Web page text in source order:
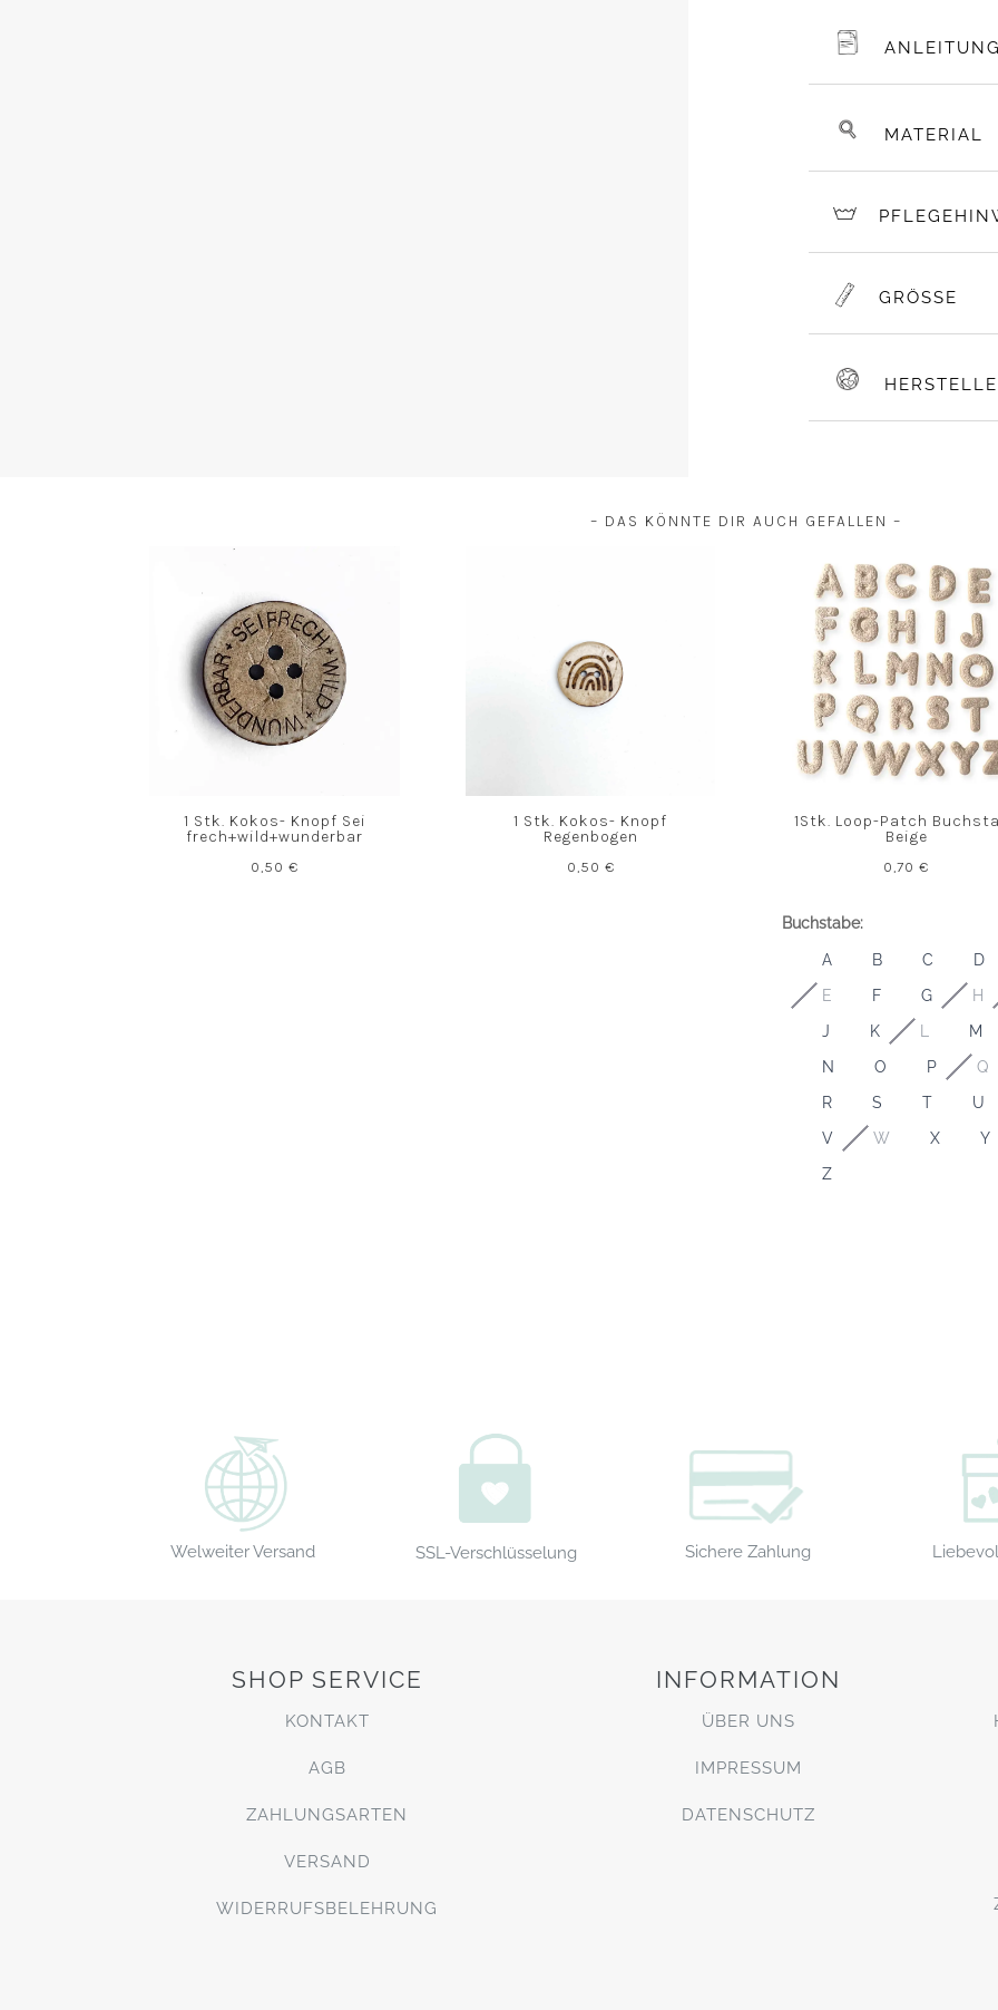
ANLEITUNG
MATERIAL
GRÖSSE
– DAS KÖNNTE DIR AUCH GEFALLEN –
1 Stk. Kokos- Knopf Sei
frech+wild+wunderbar
0,50€
1 Stk. Kokos- Knopf
Regenbogen
0,50 €
1Stk. Loop-Patch
Beige
0,70€
Buchstabe:
A B C
D
E
F G H
J
K
M
N
O P
Q
R
S T
U
V
W X
Y
Z
Welweiter Versand SSL-Verschlüsselung Sichere Zahlung
SHOP SERVICE
KONTAKT
AGB
ZAHLUNGSARTEN
VERSAND
WIDERRUFSBELEHRUNG
INFORMATION
ÜBER UNS
IMPRESSUM
DATENSCHUTZ